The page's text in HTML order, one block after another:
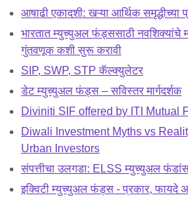
आषाढी एकादशी: खऱ्या आर्थिक समृद्धीच्या
भारतात म्युच्युअल फंड्ससाठी नवशिक्यांचे
गुंतवणूक कशी सुरू करावी
SIP, SWP, STP कॅल्क्युलेटर
डेट म्युच्युअल फंड्स – सविस्तर मार्गदर्शक
Diviniti SIF offered by ITI Mutual
Diwali Investment Myths vs
Urban Investors
संपत्तीचा उलगडा: ELSS म्युच्युअल
इक्विटी म्युच्युअल फंड्स - प्रकार, फायदे